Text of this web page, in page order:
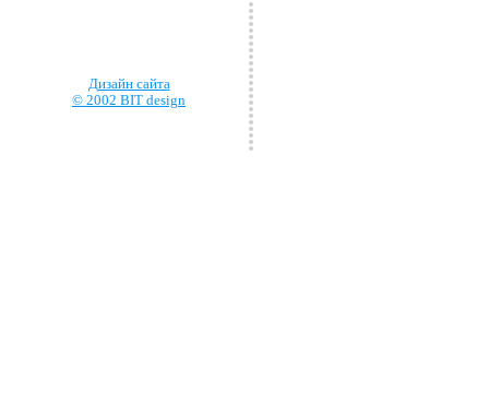
Дизайн сайта
© 2002 BIT design